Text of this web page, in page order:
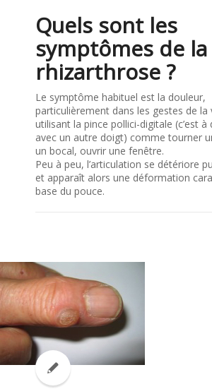
Quels sont les
symptômes de la
rhizarthrose ?
Le symptôme habituel est la douleur,
particulièrement dans les gestes de la
utilisant la pince pollici-digitale (c’est à
avec un autre doigt) comme tourner
un bocal, ouvrir une fenêtre.
Peu à peu, l’articulation se détériore
et apparaît alors une déformation
base du pouce.